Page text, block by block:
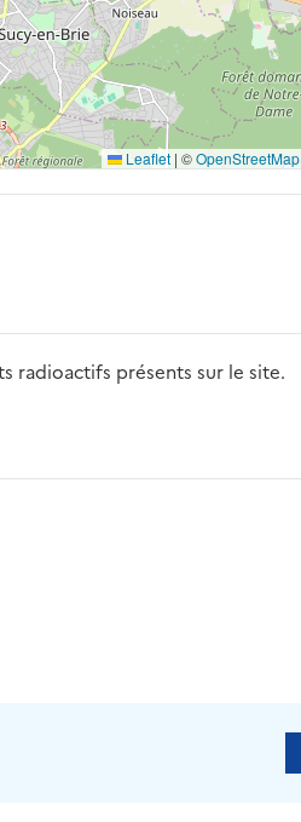
Leaflet | ©OpenStreetMap
radioactifs présents sur le site.